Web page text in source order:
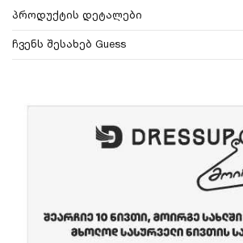
პროდუქტის დეტალები
ჩვენს შესახებ Guess